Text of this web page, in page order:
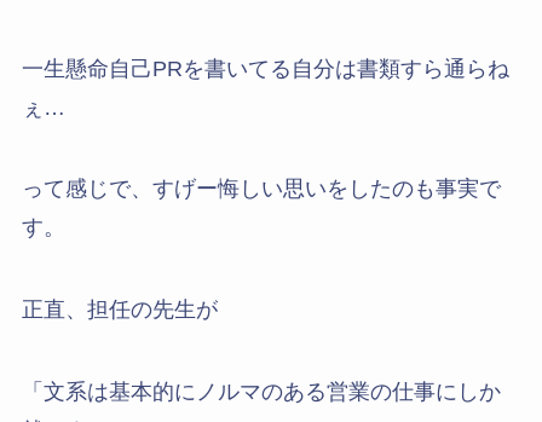
一生懸命自己PRを書いてる自分は書類すら通らね
ぇ…
って感じで、すげー悔しい思いをしたのも事実で
す。
正直、担任の先生が
「文系は基本的にノルマのある営業の仕事にしか